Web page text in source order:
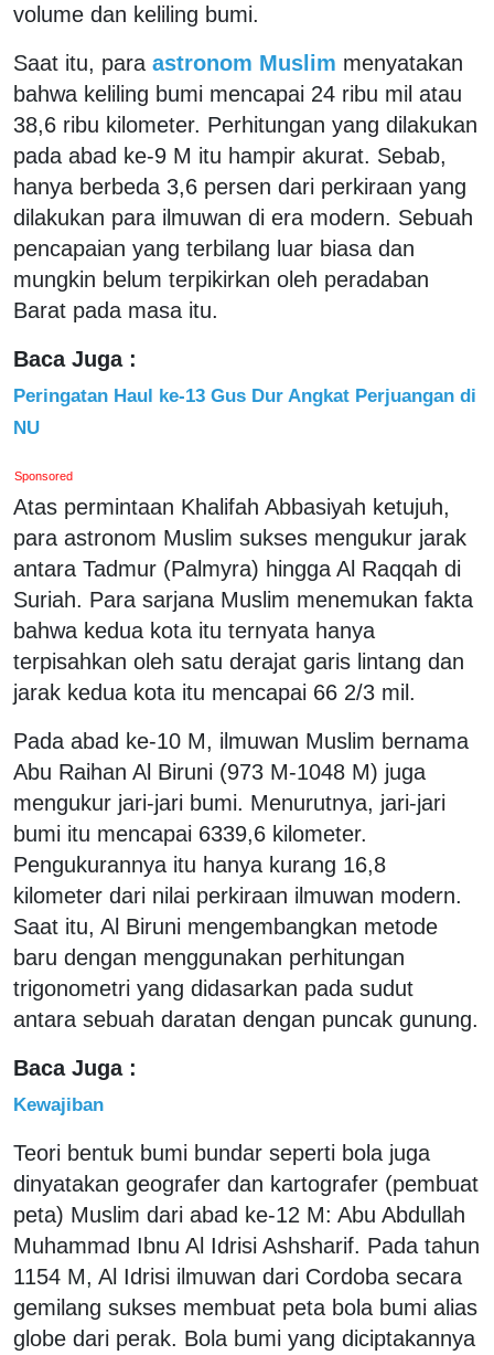
volume dan keliling bumi.
Saat itu, para astronom Muslim menyatakan
bahwa keliling bumi mencapai 24 ribu mil atau
38,6 ribu kilometer. Perhitungan yang dilakukan
pada abad ke-9 M itu hampir akurat. Sebab,
hanya berbeda 3,6 persen dari perkiraan yang
dilakukan para ilmuwan di era modern. Sebuah
pencapaian yang terbilang luar biasa dan
mungkin belum terpikirkan oleh peradaban
Barat pada masa itu.
Baca Juga :
Peringatan Haul ke-13 Gus Dur Angkat Perjuangan di
NU
Sponsored
Atas permintaan Khalifah Abbasiyah ketujuh,
para astronom Muslim sukses mengukur jarak
antara Tadmur (Palmyra) hingga Al Raqqah di
Suriah. Para sarjana Muslim menemukan fakta
bahwa kedua kota itu ternyata hanya
terpisahkan oleh satu derajat garis lintang dan
jarak kedua kota itu mencapai 66 2/3 mil.
Pada abad ke-10 M, ilmuwan Muslim bernama
Abu Raihan Al Biruni (973 M-1048 M) juga
mengukur jari-jari bumi. Menurutnya, jari-jari
bumi itu mencapai 6339,6 kilometer.
Pengukurannya itu hanya kurang 16,8
kilometer dari nilai perkiraan ilmuwan modern.
Saat itu, Al Biruni mengembangkan metode
baru dengan menggunakan perhitungan
trigonometri yang didasarkan pada sudut
antara sebuah daratan dengan puncak gunung.
Baca Juga :
Kewajiban
Teori bentuk bumi bundar seperti bola juga
dinyatakan geografer dan kartografer (pembuat
peta) Muslim dari abad ke-12 M: Abu Abdullah
Muhammad Ibnu Al Idrisi Ashsharif. Pada tahun
1154 M, Al Idrisi ilmuwan dari Cordoba secara
gemilang sukses membuat peta bola bumi alias
globe dari perak. Bola bumi yang diciptakannya